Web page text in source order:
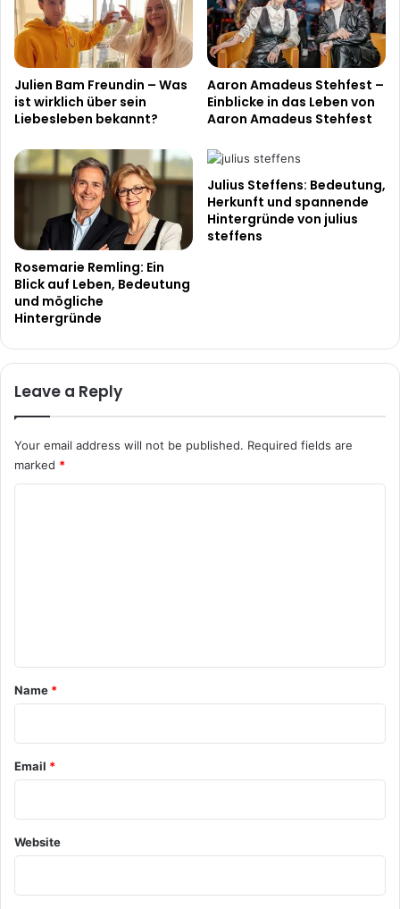
Julien Bam Freundin – Was
ist wirklich über sein
Liebesleben bekannt?
Aaron Amadeus Stehfest –
Einblicke in das Leben von
Aaron Amadeus Stehfest
Rosemarie Remling: Ein
Blick auf Leben, Bedeutung
und mögliche
Hintergründe
Julius Steffens: Bedeutung,
Herkunft und spannende
Hintergründe von julius
steffens
Leave a Reply
Your email address will not be published. Required fields are
marked *
*
Name *
Email *
Website